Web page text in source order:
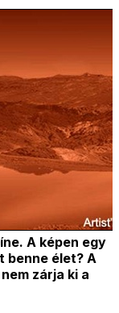
A képen egy
benne élet? A
zárja ki a